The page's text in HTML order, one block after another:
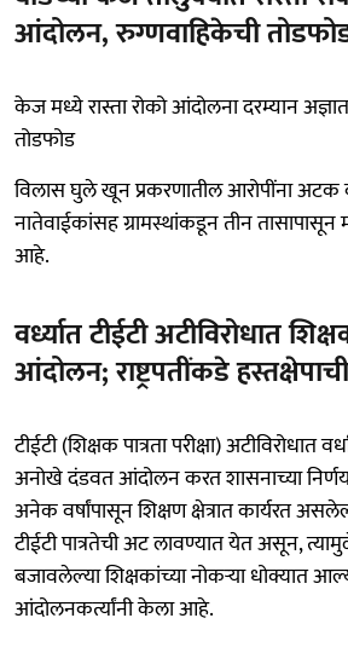
आंदोलन, रुग्णवाहिकेची
केज मध्ये रास्ता रोको आंदोलना दरम्यान
तोडफोड
विलास घुले खून प्रकरणातील आरोपींना अटक
नातेवाईकांसह ग्रामस्थांकडून तीन तासापासून
आहे.
वर्ध्यात टीईटी अटीविरोधात
आंदोलन; राष्ट्रपतींकडे
टीईटी (शिक्षक पात्रता परीक्षा) अटीविरोधात
अनोखे दंडवत आंदोलन करत शासनाच्या
अनेक वर्षांपासून शिक्षण क्षेत्रात कार्यरत
टीईटी पात्रतेची अट लावण्यात येत असून,
बजावलेल्या शिक्षकांच्या नोकऱ्या धोक्यात
आंदोलनकर्त्यांनी केला आहे.